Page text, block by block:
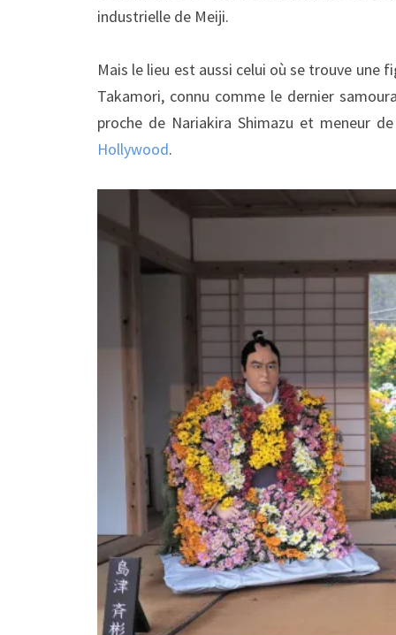
industrielle de Meiji.
Mais le lieu est aussi celui où se trouve une
Takamori, connu comme le dernier
proche de Nariakira Shimazu et meneur
Hollywood.